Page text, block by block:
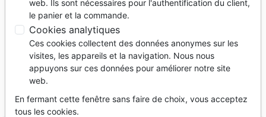
Eclosions - Ebook
Eclosions
Ebook
Auteur :Michele Rosenzweig
Référence MB3371-EPUB EAN
9782826000839
EditeurLa Maison de la Bible
web. Ils sont nécessaires pour l'authentification du client,
le panier et la commande.
Cookies analytiques
Ces cookies collectent des données anonymes sur les
visites, les appareils et la navigation. Nous nous
appuyons sur ces données pour améliorer notre site
web.
En fermant cette fenêtre sans faire de choix, vous acceptez
tous les cookies.